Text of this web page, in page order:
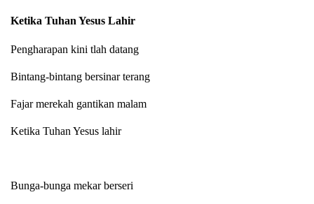
Ketika Tuhan Yesus Lahir
Pengharapan kini tlah datang
Bintang-bintang bersinar terang
Fajar merekah gantikan malam
Ketika Tuhan Yesus lahir
Bunga-bunga mekar berseri